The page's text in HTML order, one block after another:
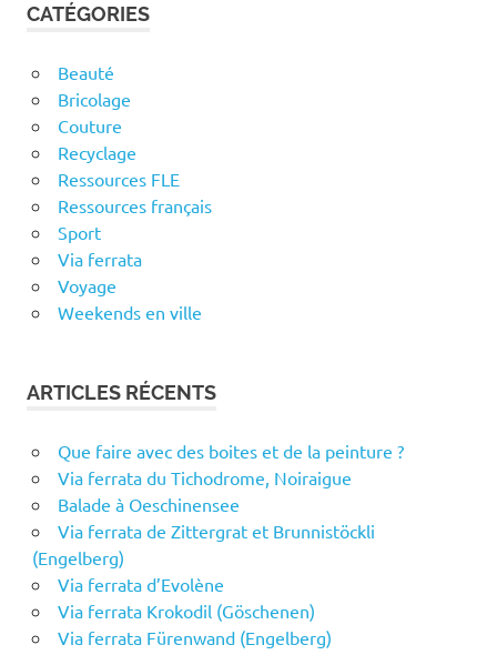
CATÉGORIES
Beauté
Bricolage
Couture
Recyclage
Ressources FLE
Ressources français
Sport
Via ferrata
Voyage
Weekends en ville
ARTICLES RÉCENTS
Que faire avec des boites et de la peinture ?
Via ferrata du Tichodrome, Noiraigue
Balade à Oeschinensee
Via ferrata de Zittergrat et Brunnistöckli
(Engelberg)
Via ferrata d’Evolène
Via ferrata Krokodil (Göschenen)
Via ferrata Fürenwand (Engelberg)